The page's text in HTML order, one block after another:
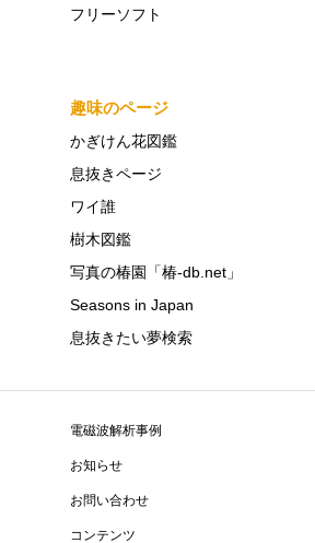
フリーソフト
趣味のページ
かぎけん花図鑑
息抜きページ
ワイ誰
樹木図鑑
写真の椿園「椿-db.net」
Seasons in Japan
息抜きたい夢検索
電磁波解析事例
お知らせ
お問い合わせ
コンテンツ